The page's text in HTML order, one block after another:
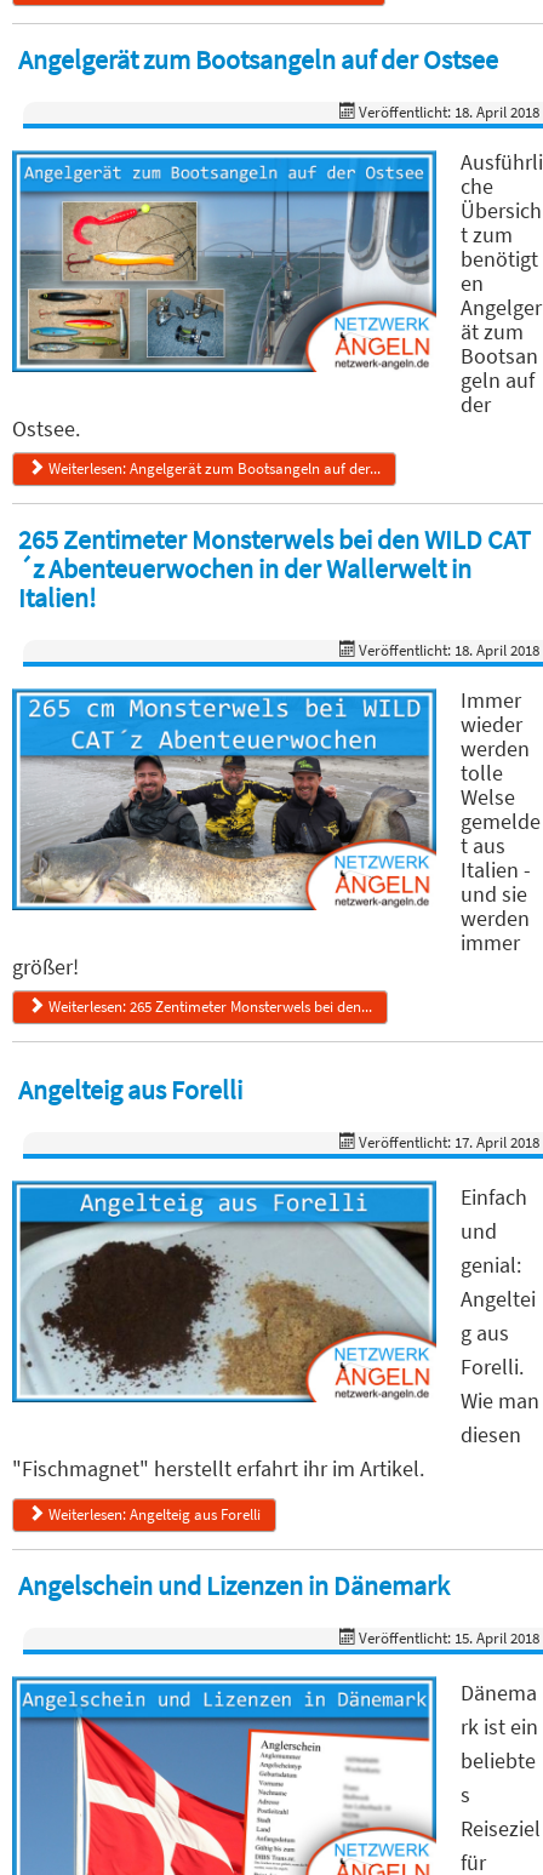
Angelgerät zum Bootsangeln auf der Ostsee
Veröffentlicht: 18. April 2018
Ausführli
che
Übersich
t zum
benötigt
en
Angelger
ät zum
Bootsan
geln auf
der
Ostsee.
Weiterlesen: Angelgerät zum Bootsangeln auf der...
265 Zentimeter Monsterwels bei den WILD CAT
´z Abenteuerwochen in der Wallerwelt in
Italien!
Veröffentlicht: 18. April 2018
Immer
wieder
werden
tolle
Welse
gemelde
t aus
Italien -
und sie
werden
immer
größer!
Weiterlesen: 265 Zentimeter Monsterwels bei den...
Angelteig aus Forelli
Veröffentlicht: 17. April 2018
Einfach
und
genial:
Angeltei
g aus
Forelli.
Wie man
diesen
"Fischmagnet" herstellt erfahrt ihr im Artikel.
Weiterlesen: Angelteig aus Forelli
Angelschein und Lizenzen in Dänemark
Veröffentlicht: 15. April 2018
Dänema
rk ist ein
beliebte
s
Reiseziel
für